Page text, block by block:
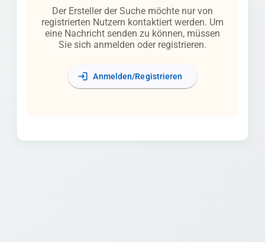
Der Ersteller der Suche möchte nur von
registrierten Nutzern kontaktiert werden. Um
eine Nachricht senden zu können, müssen
Sie sich anmelden oder registrieren.
login Anmelden/Registrieren